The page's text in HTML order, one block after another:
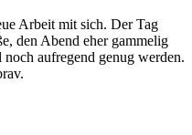
Arbeit mit sich. Der Tag
den Abend eher gammelig
aufregend genug werden.